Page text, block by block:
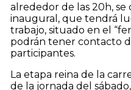
alrededor de las 20h, se
inaugural, que tendrá
trabajo, situado en el
podrán tener contacto
participantes.
La etapa reina de la
de la jornada del